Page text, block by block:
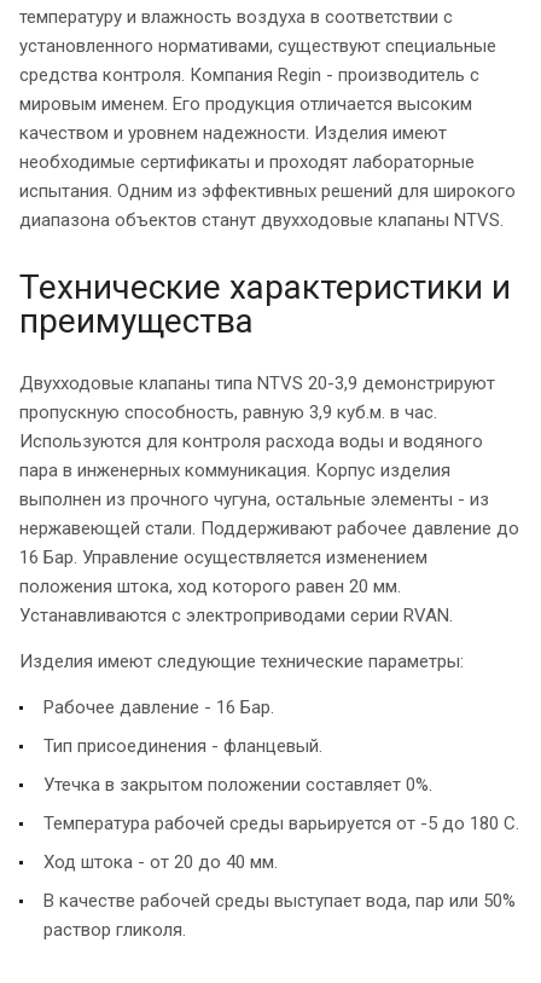
температуру и влажность воздуха в соответствии с
установленного нормативами, существуют специальные
средства контроля. Компания Regin - производитель с
мировым именем. Его продукция отличается высоким
качеством и уровнем надежности. Изделия имеют
необходимые сертификаты и проходят лабораторные
испытания. Одним из эффективных решений для широкого
диапазона объектов станут двухходовые клапаны NTVS.
Технические характеристики и
преимущества
Двухходовые клапаны типа NTVS 20-3,9 демонстрируют
пропускную способность, равную 3,9 куб.м. в час.
Используются для контроля расхода воды и водяного
пара в инженерных коммуникация. Корпус изделия
выполнен из прочного чугуна, остальные элементы - из
нержавеющей стали. Поддерживают рабочее давление до
16 Бар. Управление осуществляется изменением
положения штока, ход которого равен 20 мм.
Устанавливаются с электроприводами серии RVAN.
Изделия имеют следующие технические параметры:
Рабочее давление - 16 Бар.
Тип присоединения - фланцевый.
Утечка в закрытом положении составляет 0%.
Температура рабочей среды варьируется от -5 до 180 С.
Ход штока - от 20 до 40 мм.
В качестве рабочей среды выступает вода, пар или 50%
раствор гликоля.